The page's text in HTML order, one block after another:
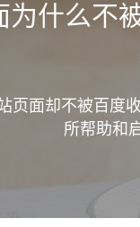
为什么不
页面却不被百度
所帮助和